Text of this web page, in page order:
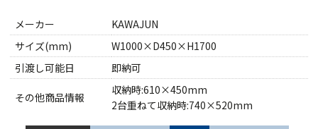
メーカー
KAWAJUN
サイズ(mm)
W1000×D450×H1700
引渡し可能日
即納可
その他商品情報
収納時:610×450mm
2台重ねて収納時:740×520mm